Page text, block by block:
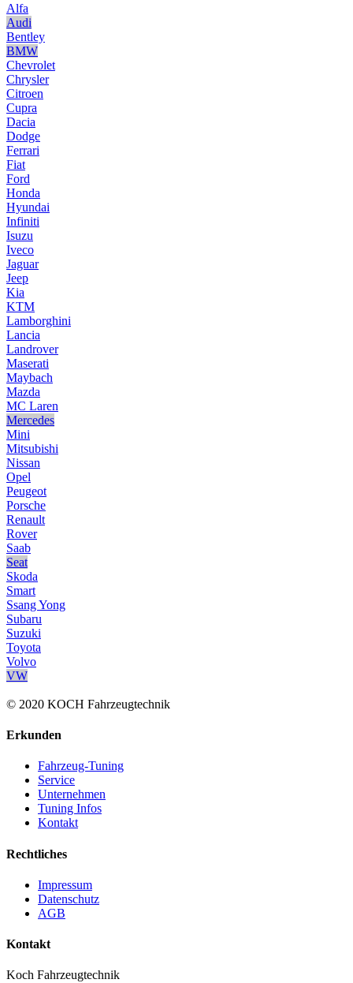
Alfa
Audi
Bentley
BMW
Chevrolet
Chrysler
Citroen
Cupra
Dacia
Dodge
Ferrari
Fiat
Ford
Honda
Hyundai
Infiniti
Isuzu
Iveco
Jaguar
Jeep
Kia
KTM
Lamborghini
Lancia
Landrover
Maserati
Maybach
Mazda
MC Laren
Mercedes
Mini
Mitsubishi
Nissan
Opel
Peugeot
Porsche
Renault
Rover
Saab
Seat
Skoda
Smart
Ssang Yong
Subaru
Suzuki
Toyota
Volvo
VW
© 2020 KOCH Fahrzeugtechnik
Erkunden
Fahrzeug-Tuning
Service
Unternehmen
Tuning Infos
Kontakt
Rechtliches
Impressum
Datenschutz
AGB
Kontakt
Koch Fahrzeugtechnik